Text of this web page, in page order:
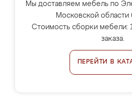
Мы доставляем мебель по
Московской области
Стоимость сборки мебели:
заказа.
ПЕРЕЙТИ В